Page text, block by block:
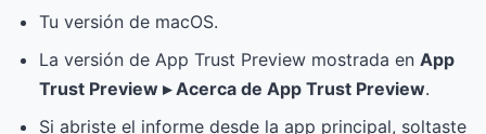
Tu versión de macOS.
La versión de App Trust Preview mostrada en App
Trust Preview ▸ Acerca de App Trust Preview.
Si abriste el informe desde la app principal, soltaste